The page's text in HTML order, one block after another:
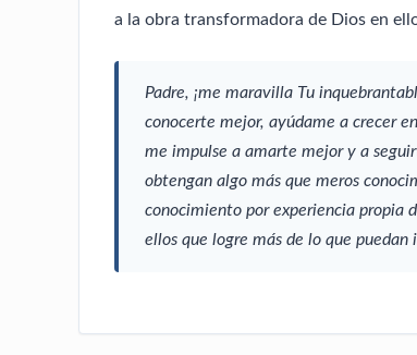
a la obra transformadora de Dios en
Padre, ¡me maravilla Tu
conocerte mejor, ayúdame a crecer
me impulse a amarte mejor y a
obtengan algo más que meros
conocimiento por experiencia propia
ellos que logre más de lo que puedan